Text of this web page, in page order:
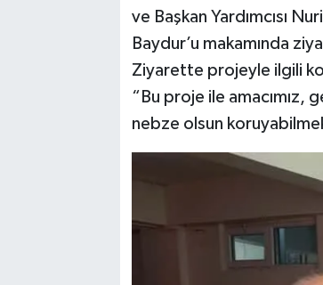
ve Başkan Yardımcısı
Baydur’u makamında
Ziyarette projeyle ilgili
“Bu proje ile amacımız,
nebze olsun